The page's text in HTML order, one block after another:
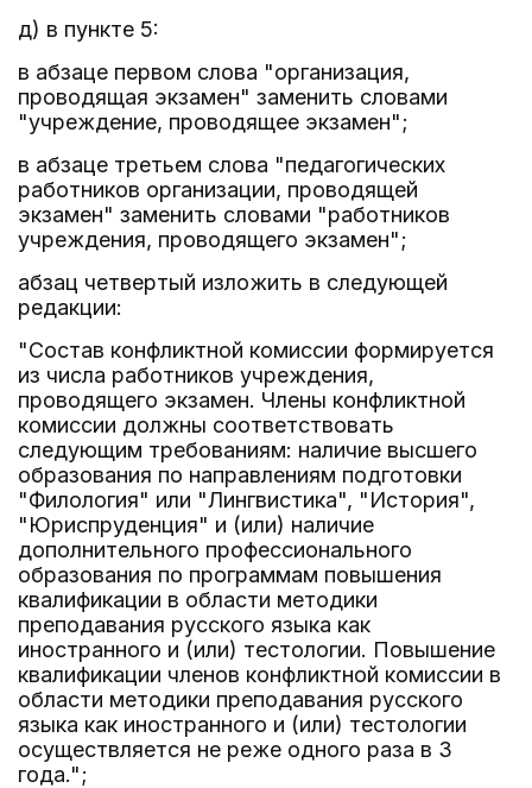
д) в пункте 5:
в абзаце первом слова "организация,
проводящая экзамен" заменить словами
"учреждение, проводящее экзамен";
в абзаце третьем слова "педагогических
работников организации, проводящей
экзамен" заменить словами "работников
учреждения, проводящего экзамен";
абзац четвертый изложить в следующей
редакции:
"Состав конфликтной комиссии формируется
из числа работников учреждения,
проводящего экзамен. Члены конфликтной
комиссии должны соответствовать
следующим требованиям: наличие высшего
образования по направлениям подготовки
"Филология" или "Лингвистика", "История",
"Юриспруденция" и (или) наличие
дополнительного профессионального
образования по программам повышения
квалификации в области методики
преподавания русского языка как
иностранного и (или) тестологии. Повышение
квалификации членов конфликтной комиссии в
области методики преподавания русского
языка как иностранного и (или) тестологии
осуществляется не реже одного раза в 3
года.";